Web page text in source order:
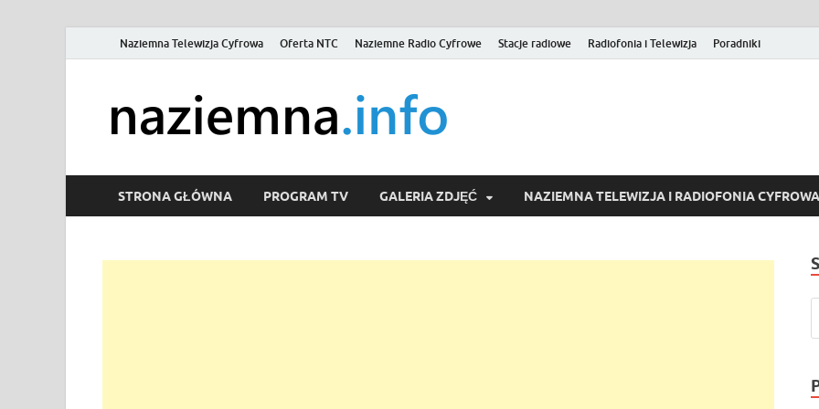
Naziemna Telewizja Cyfrowa Oferta NTC Naziemne Radio Cyfrowe Stacje radiowe Radiofonia i Telewizja Poradniki
Wideo online, VOD
STRONA GŁÓWNA PROGRAM TV GALERIA ZDJĘĆ NAZIEMNA TELEWIZJA I RADIOFONIA CYFROWA